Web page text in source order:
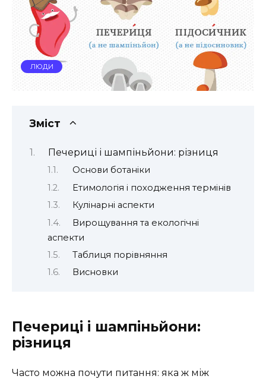
ЛЮДИ
Зміст
Печериці і шампіньйони: різниця
Основи ботаніки
Етимологія і походження термінів
Кулінарні аспекти
Вирощування та екологічні
аспекти
Таблиця порівняння
Висновки
Печериці і шампіньйони:
різниця
Часто можна почути питання: яка ж між